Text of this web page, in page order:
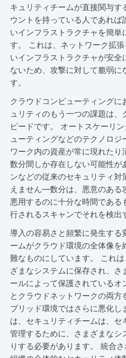
キュリティチームが直接関与す
ウントを持っている人であれば
いインフラストラクチャを簡単
す。 これは、ネットワーク拡
いインフラストラクチャが安全
ないため、攻撃に対して脆弱に
す。
クラウドコンピューティングに
ュリティのもう一つの課題は、
ピードです。 オートスケーリ
ューティングなどのテクノロジ
ワーク内の資産が常に現れた
数分間しか存在しない可能性が
ンなどの従来のセキュリティ
えません—数分は、悪意のある
悪用するのに十分な時間である
行されるスキャンでそれを検出
導入の容易さと頻繁に発生する
ームがクラウド環境の全体像を
難なものにしています。 これ
ざまなシステムに保存され、さ
ールによって保護されているオ
とクラウドネットワークの両方
ブリッド環境ではさらに悪化し
は、セキュリティチームは、セ
管理するために、さまざまなシ
りする必要があります。 統合さ